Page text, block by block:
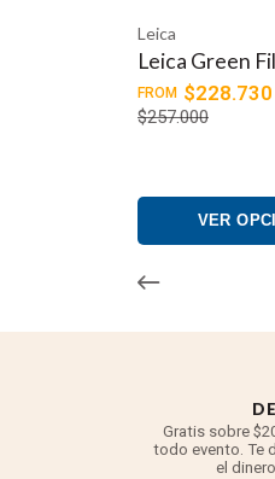
Leica
Leica Green
FROM $228.730
$257.000
VER
Gratis sobre
todo evento. Te
el